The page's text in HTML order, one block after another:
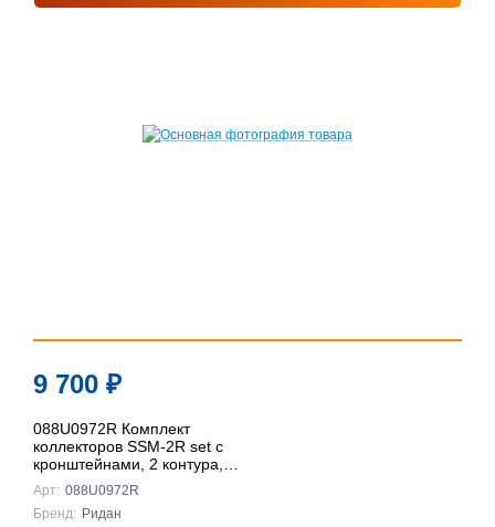
9 700 ₽
088U0972R Комплект
коллекторов SSM-2R set с
кронштейнами, 2 контура,
Ридан
Арт: 088U0972R
Бренд: Ридан